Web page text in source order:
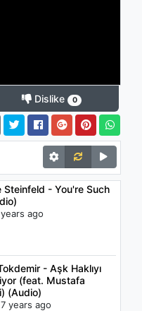
Dislike 0
Steinfeld - You're Such
ago
- Aşk Haklıyı
(feat. Mustafa
(Audio)
years ago